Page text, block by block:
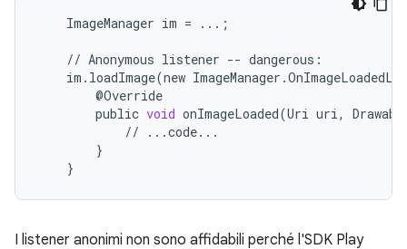
ImageManager im = ... ;
// Anonymous listener -- dangerous :
im . loadImage(new ImageManager .
@Override
public void onImageLoaded(Uri uri,
//
...code...
}
}
I listener anonimi non sono affidabili perché l'SDK Play